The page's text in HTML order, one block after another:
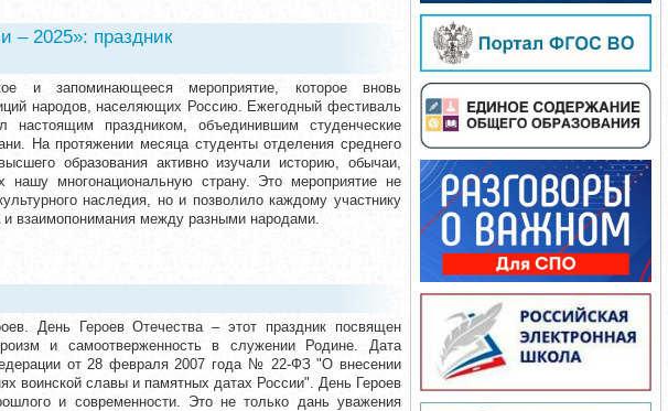
– 2025»: праздник
и запоминающееся мероприятие, которое вновь
народов, населяющих Россию. Ежегодный фестиваль
настоящим праздником, объединившим студенческие
На протяжении месяца студенты отделения среднего
образования активно изучали историю, обычаи,
многонациональную страну. Это мероприятие не
наследия, но и позволило каждому участнику
и взаимопонимания между разными народами.
День Героев Отечества – этот праздник посвящен
и самоотверженность в служении Родине. Дата
от 28 февраля 2007 года № 22-ФЗ "О внесении
воинской славы и памятных датах России". День Героев
и современности. Это не только дань уважения